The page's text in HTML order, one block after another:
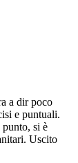
a dir poco
e puntuali.
punto, si è
Uscito